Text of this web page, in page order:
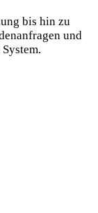
bis hin zu
und